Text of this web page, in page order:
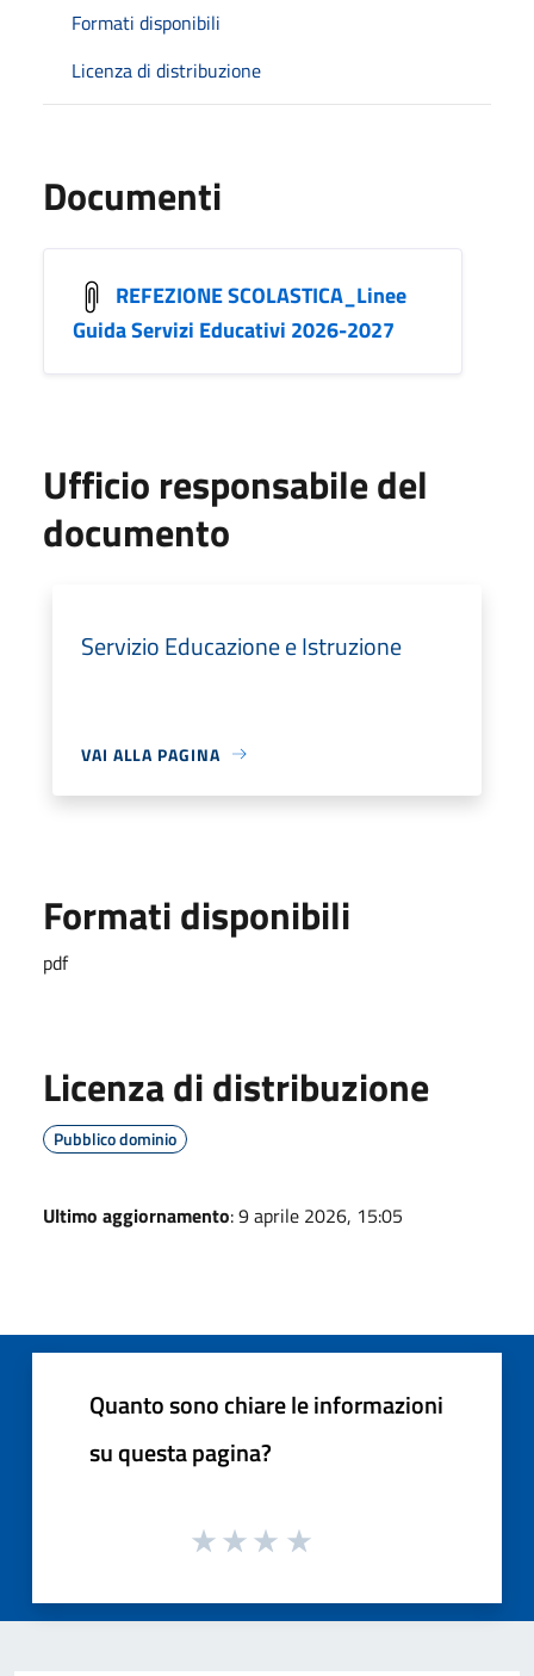
Formati disponibili
Licenza di distribuzione
Documenti
REFEZIONE SCOLASTICA_Linee
Guida Servizi Educativi 2026-2027
Ufficio responsabile del
documento
Servizio Educazione e Istruzione
VAI ALLA PAGINA
Formati disponibili
pdf
Licenza di distribuzione
Pubblico dominio
Ultimo aggiornamento: 9 aprile 2026, 15:05
Quanto sono chiare le informazioni
su questa pagina?